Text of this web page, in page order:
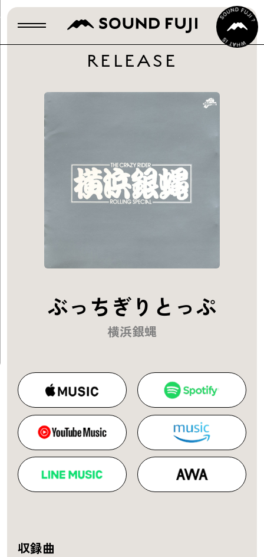
RELEASE
ぶっちぎりとっぷ
横浜銀蝿
収録曲